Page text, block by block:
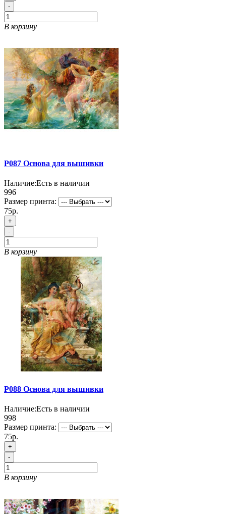
-
В корзину
P087 Основа для вышивки
Наличие:Есть в наличии
996
Размер принта:
75р.
+
-
В корзину
P088 Основа для вышивки
Наличие:Есть в наличии
998
Размер принта:
75р.
+
-
В корзину